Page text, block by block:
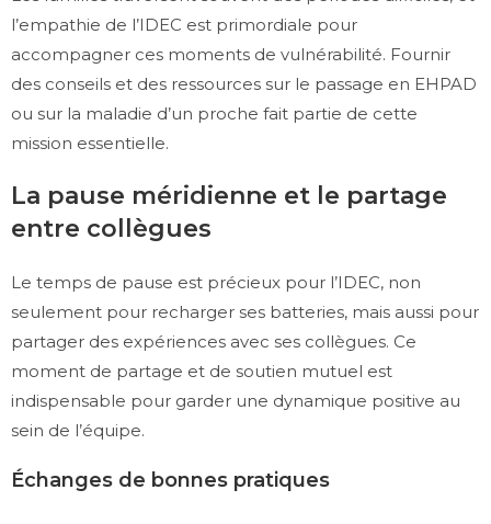
l’empathie de l’IDEC est primordiale pour
accompagner ces moments de vulnérabilité. Fournir
des conseils et des ressources sur le passage en EHPAD
ou sur la maladie d’un proche fait partie de cette
mission essentielle.
La pause méridienne et le partage
entre collègues
Le temps de pause est précieux pour l’IDEC, non
seulement pour recharger ses batteries, mais aussi pour
partager des expériences avec ses collègues. Ce
moment de partage et de soutien mutuel est
indispensable pour garder une dynamique positive au
sein de l’équipe.
Échanges de bonnes pratiques